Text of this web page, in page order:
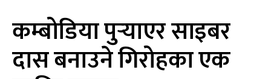
कम्बोडिया पुर्‍याएर साइबर
दास बनाउने गिरोहका एक